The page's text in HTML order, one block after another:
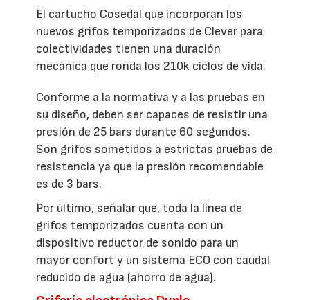
El cartucho Cosedal que incorporan los
nuevos grifos temporizados de Clever para
colectividades tienen una duración
mecánica que ronda los 210k ciclos de vida.
Conforme a la normativa y a las pruebas en
su diseño, deben ser capaces de resistir una
presión de 25 bars durante 60 segundos.
Son grifos sometidos a estrictas pruebas de
resistencia ya que la presión recomendable
es de 3 bars.
Por último, señalar que, toda la línea de
grifos temporizados cuenta con un
dispositivo reductor de sonido para un
mayor confort y un sistema ECO con caudal
reducido de agua (ahorro de agua).